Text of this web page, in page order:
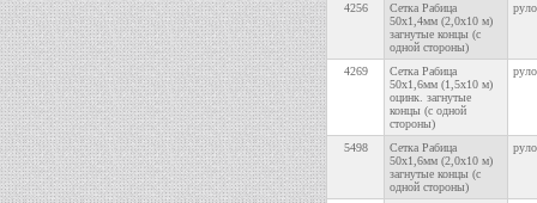
4256
Сетка Рабица
50х1,4мм (2,0х10 м)
загнутые концы (с
одной стороны)
4269
Сетка Рабица
50х1,6мм (1,5х10 м)
оцинк. загнутые
концы (с одной
стороны)
5498
Сетка Рабица
50х1,6мм (2,0х10 м)
загнутые концы (с
одной стороны)